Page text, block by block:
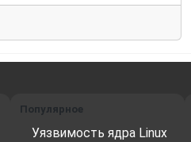
Популярное
Уязвимость ядра Linux